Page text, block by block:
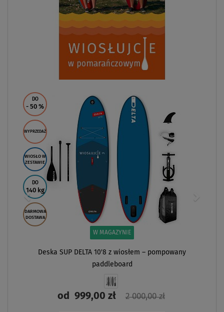
DO
- 50 %
WYPRZEDAŻ
WIOSŁO W
ZESTAWIE
DO
140 kg
DARMOWA
DOSTAWA
W MAGAZYNIE
Deska SUP DELTA 10'8 z wiosłem – pompowany
paddleboard
od999,00 zł 2 000,00 zł